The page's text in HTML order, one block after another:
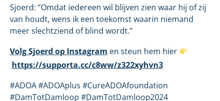
Sjoerd: “Omdat iedereen wil blijven zien waar hij of zij
van houdt, wens ik een toekomst waarin niemand
meer slechtziend of blind wordt.”
Volg Sjoerd op Instagram en steun hem hier
https://supporta.cc/c8ww/z322xyhvn3
#ADOA #ADOAplus #CureADOAfoundation
#DamTotDamloop #DamTotDamloop2024